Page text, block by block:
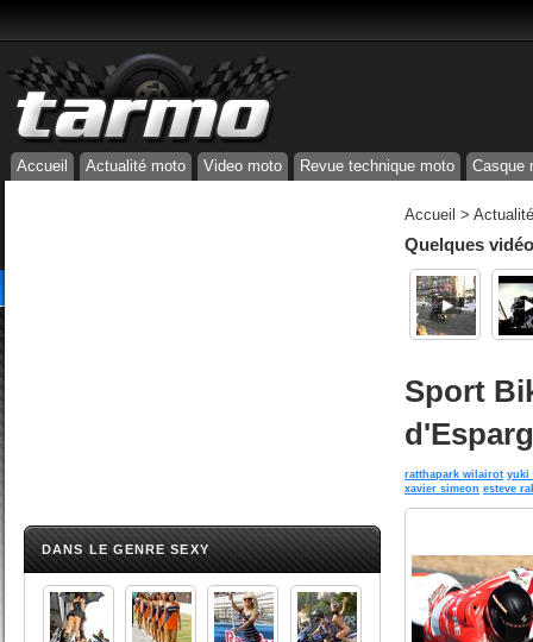
Accueil Actualité moto Video moto Revue technique moto Casque
DANS LE GENRE SEXY
Accueil >
Quelques
Sport
ratthapark wilairot yuki
xavier simeon esteve